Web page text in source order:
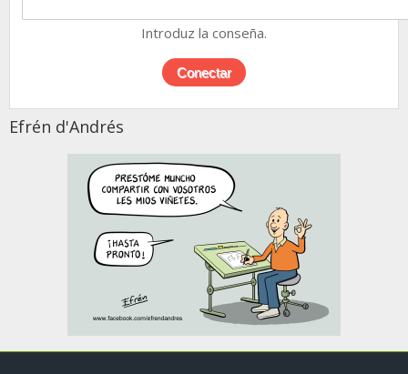
Introduz la conseña.
Efrén d'Andrés